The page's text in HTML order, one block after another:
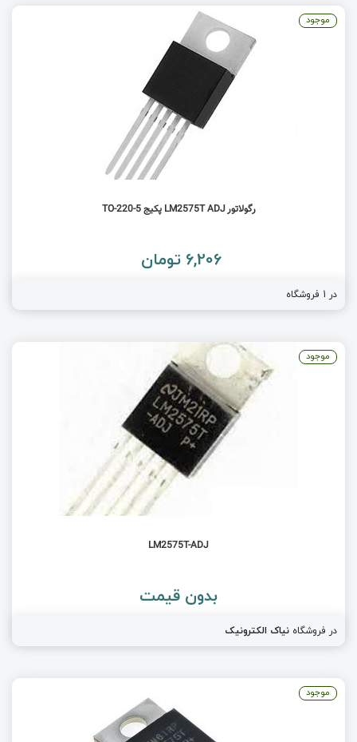
رگولاتور LM2575T ADJ پکیج TO-220-5
6,206 تومان
در 1 فروشگاه
موجود
LM2575T-ADJ
بدون قیمت
در فروشگاه نیاک الکترونیک
موجود
موجود